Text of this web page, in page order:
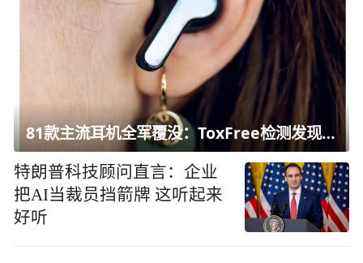
81款主流耳机全军覆没：ToxFree检测发现均含对人体有害化学物质
特朗普科技顾问直言：企业
把AI当裁员挡箭牌 这听起来
好听